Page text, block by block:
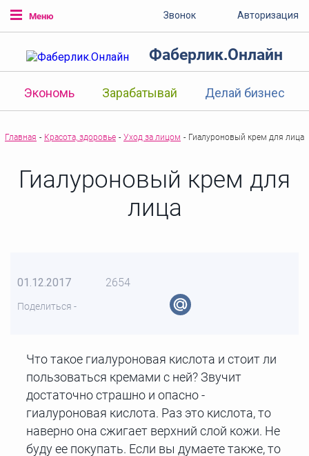
Меню Звонок Авторизация
Фаберлик.Онлайн
Экономь Зарабатывай Делай бизнес
Главная - Красота, здоровье - Уход за лицом - Гиалуроновый крем для лица
Гиалуроновый крем для
лица
01.12.2017 2654
Поделиться -
Что такое гиалуроновая кислота и стоит ли
пользоваться кремами с ней? Звучит
достаточно страшно и опасно -
гиалуроновая кислота. Раз это кислота, то
наверно она сжигает верхний слой кожи. Не
буду ее покупать. Если вы думаете также, то